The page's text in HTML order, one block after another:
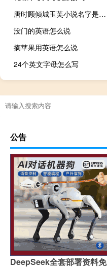
唐时顾倾城玉芙小说名字是什么
没门的英语怎么说
摘苹果用英语怎么说
24个英文字母怎么写
公告
DeepSeek全套部署资料